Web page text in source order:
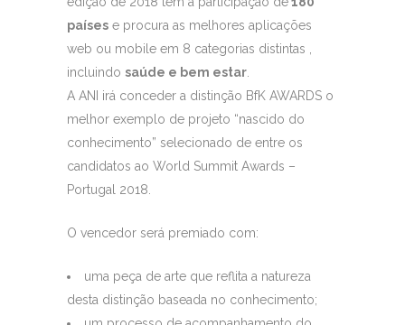
países e procura as melhores aplicações
web ou mobile em 8 categorias distintas ,
incluindo saúde e bem estar
A ANI irá conceder a distinção BfK AWARDS o
melhor exemplo de projeto “nascido do
conhecimento” selecionado de entre os
candidatos ao World Summit Awards –
Portugal 2018.
O vencedor será premiado com:
uma peça de arte que reflita a natureza
desta distinção baseada no conhecimento;